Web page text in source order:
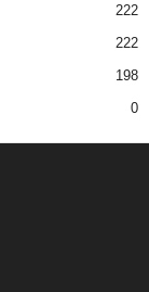
222
222
198
0